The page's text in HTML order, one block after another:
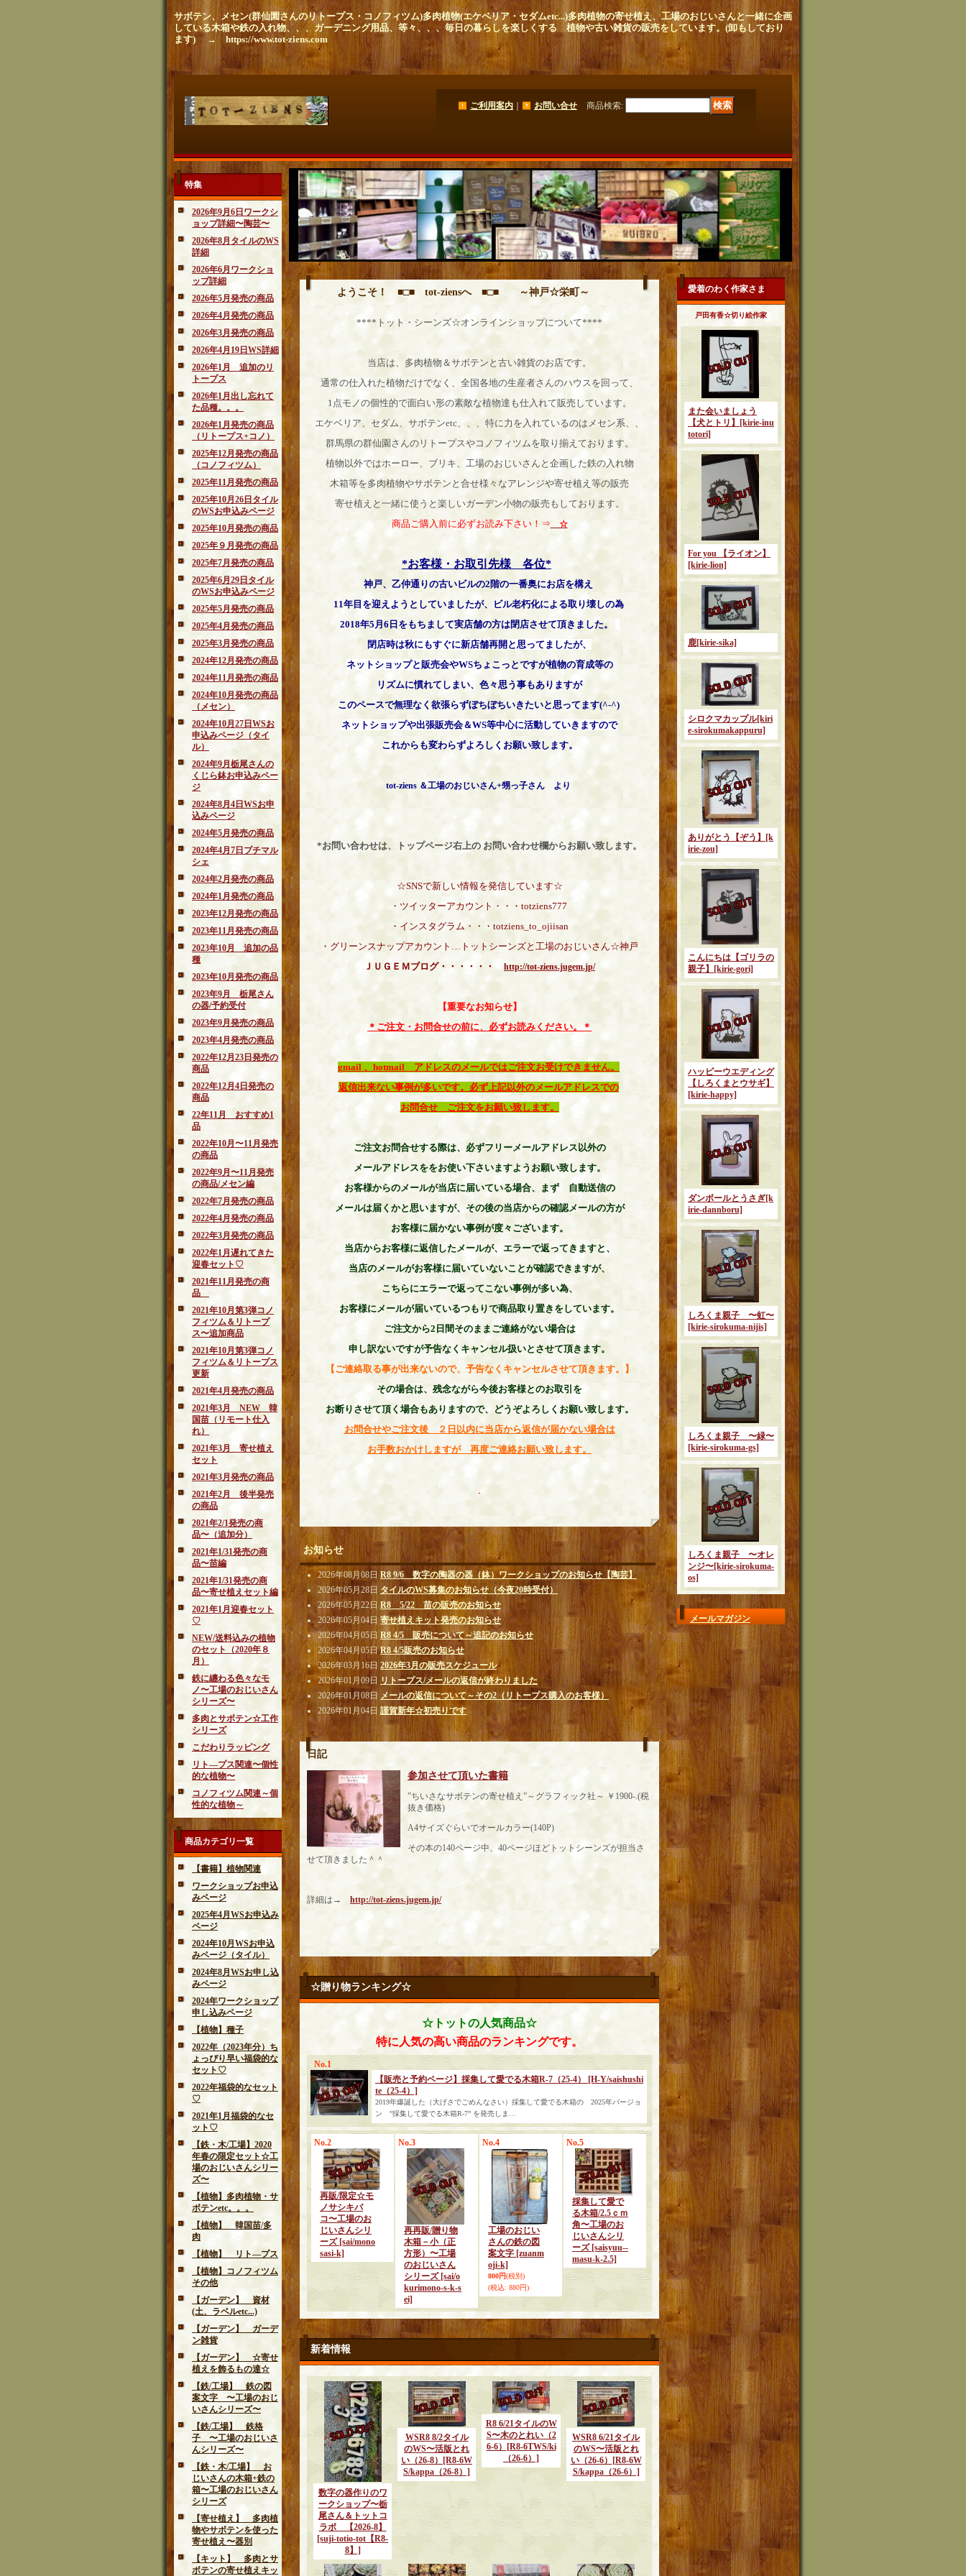
サボテン、メセン(群仙園さんのリトープス・コノフィツム)多肉植物(エケベリア・セダムetc...)多肉植物の寄せ植え、工場のおじいさんと一緒に企画
している木箱や鉄の入れ物、、、ガーデニング用品、等々、、、毎日の暮らしを楽しくする 植物や古い雑貨の販売をしています。(卸もしており
ます) → https://www.tot-ziens.com
ご利用案内 お問い合せ 商品検索:
特集
2026年9月6日ワークシ
ョップ詳細〜陶芸〜
2026年8月タイルのWS
詳細
2026年6月ワークショ
ップ詳細
2026年5月発売の商品
2026年4月発売の商品
2026年3月発売の商品
2026年4月19日WS詳細
2026年1月 追加のリ
トープス
2026年1月出し忘れて
た品種。。。
2026年1月発売の商品
（リトープス+コノ）
2025年12月発売の商品
（コノフィツム）
2025年11月発売の商品
2025年10月26日タイル
のWSお申込みページ
2025年10月発売の商品
2025年９月発売の商品
2025年7月発売の商品
2025年6月29日タイル
のWSお申込みページ
2025年5月発売の商品
2025年4月発売の商品
2025年3月発売の商品
2024年12月発売の商品
2024年11月発売の商品
2024年10月発売の商品
（メセン）
2024年10月27日WSお
申込みページ（タイ
ル）
2024年9月栃尾さんの
くじら鉢お申込みペー
ジ
2024年8月4日WSお申
込みページ
2024年5月発売の商品
2024年4月7日プチマル
シェ
2024年2月発売の商品
2024年1月発売の商品
2023年12月発売の商品
2023年11月発売の商品
2023年10月 追加の品
種
2023年10月発売の商品
2023年9月 栃尾さん
の器/予約受付
2023年9月発売の商品
2023年4月発売の商品
2022年12月23日発売の
商品
2022年12月4日発売の
商品
22年11月 おすすめ1
品
2022年10月〜11月発売
の商品
2022年9月〜11月発売
の商品/メセン編
2022年7月発売の商品
2022年4月発売の商品
2022年3月発売の商品
2022年1月遅れてきた
迎春セット♡
2021年11月発売の商
品
2021年10月第3弾コノ
フィツム＆リトープ
ス〜追加商品
2021年10月第3弾コノ
フィツム＆リトープス
更新
2021年4月発売の商品
2021年3月 NEW 韓
国苗（リモート仕入
れ）
2021年3月 寄せ植え
セット
2021年3月発売の商品
2021年2月 後半発売
の商品
2021年2/1発売の商
品〜（追加分）
2021年1/31発売の商
品〜苗編
2021年1/31発売の商
品〜寄せ植えセット編
2021年1月迎春セット
♡
NEW/送料込みの植物
のセット（2020年８
月）
鉄に纏わる色々なモ
ノ〜工場のおじいさん
シリーズ〜
多肉とサボテン☆工作
シリーズ
こだわりラッピング
リト―プス関連〜個性
的な植物〜
コノフィツム関連～個
性的な植物～
商品カテゴリ一覧
【書籍】植物関連
ワークショップお申込
みページ
2025年4月WSお申込み
ページ
2024年10月WSお申込
みページ（タイル）
2024年8月WSお申し込
みページ
2024年ワークショップ
申し込みページ
【植物】種子
2022年（2023年分）ち
ょっぴり早い福袋的な
セット♡
2022年福袋的なセット
♡
2021年1月福袋的なセ
ット♡
【鉄・木/工場】2020
年春の限定セット☆工
場のおじいさんシリー
ズ〜
【植物】多肉植物・サ
ボテンetc。。。
【植物】 韓国苗/多
肉
【植物】 リト―プス
【植物】コノフィツム
その他
【ガーデン】 資材
(土、ラベルetc...)
【ガーデン】 ガーデ
ン雑貨
【ガーデン】 ☆寄せ
植えを飾るもの達☆
【鉄/工場】 鉄の図
案文字 〜工場のおじ
いさんシリーズ〜
【鉄/工場】 鉄格
子 〜工場のおじいさ
んシリーズ〜
【鉄・木/工場】 お
じいさんの木箱+鉄の
箱〜工場のおじいさん
シリーズ
【寄せ植え】 多肉植
物やサボテンを使った
寄せ植え〜器別
【キット】 多肉とサ
ボテンの寄せ植えキッ
ようこそ！ ■□■ tot-ziensへ ■□■ ～神戸☆栄町～
****トット・シーンズ☆オンラインショップについて****
当店は、多肉植物＆サボテンと古い雑貨のお店です。
通常の仕入れた植物だけでなく、 全国各地の生産者さんのハウスを回って、
1点モノの個性的で面白い形の素敵な植物達も仕入れて販売しています。
エケベリア、セダム、サボテンetc、、、特に力を入れているのはメセン系、、
群馬県の群仙園さんのリトープスやコノフィツムを取り揃えております。
植物以外ではホーロー、ブリキ、工場のおじいさんと企画した鉄の入れ物
木箱等を多肉植物やサボテンと合せ様々なアレンジや寄せ植え等の販売
寄せ植えと一緒に使うと楽しいガーデン小物の販売もしております。
商品ご購入前に必ずお読み下さい！⇒ ☆
*お客様・お取引先様 各位*
神戸、乙仲通りの古いビルの2階の一番奥にお店を構え
11年目を迎えようとしていましたが、ビル老朽化による取り壊しの為
2018年5月6日をもちまして実店舗の方は閉店させて頂きました。
閉店時は秋にもすぐに新店舗再開と思ってましたが、
ネットショップと販売会やWSちょこっとですが植物の育成等の
リズムに慣れてしまい、色々思う事もありますが
このペースで無理なく欲張らずぼちぼちいきたいと思ってます(^-^)
ネットショップや出張販売会＆WS等中心に活動していきますので
これからも変わらずよろしくお願い致します。
tot-ziens ＆工場のおじいさん+甥っ子さん より
*お問い合わせは、トップページ右上の お問い合わせ欄からお願い致します。
☆SNSで新しい情報を発信しています☆
・ツイッターアカウント・・・totziens777
・インスタグラム・・・totziens_to_ojiisan
・グリーンスナップアカウント…トットシーンズと工場のおじいさん☆神戸
ＪＵＧＥＭブログ・・・・・・ http://tot-ziens.jugem.jp/
【重要なお知らせ】
＊ご注文・お問合せの前に、必ずお読みください。＊
gmail 、hotmail アドレスのメールではご注文お受けできません。
返信出来ない事例が多いです。 必ず上記以外のメールアドレスでの
お問合せ ご注文をお願い致します。
ご注文お問合せする際は、必ずフリーメールアドレス以外の
メールアドレスををお使い下さいますようお願い致します。
お客様からのメールが当店に届いている場合、まず 自動送信の
メールは届くかと思いますが、 その後の当店からの確認メールの方が
お客様に届かない事例が度々ございます。
当店からお客様に返信したメールが、 エラーで返ってきますと、
当店のメールがお客様に届いていないことが確認できますが、
こちらにエラーで返ってこない事例が多い為、
お客様にメールが届いているつもりで商品取り置きをしています。
ご注文から2日間そのままご連絡がない場合は
申し訳ないですが予告なく キャンセル扱いとさせて頂きます。
【ご連絡取る事が出来ないので、予告なくキャンセルさせて頂きます。】
その場合は、残念ながら今後お客様とのお取引を
お断りさせて頂く場合もありますので、
どうぞよろしくお願い致します。
お問合せやご注文後 ２日以内に当店から返信が届かない場合は
お手数おかけしますが 再度ご連絡お願い致します。
お知らせ
2026年08月08日 R8 9/6 数字の陶器の器（鉢）ワークショップのお知らせ【陶芸】
2026年05月28日 タイルのWS募集のお知らせ（今夜20時受付）
2026年05月22日R8 5/22 苗の販売のお知らせ
2026年05月04日寄せ植えキット発売のお知らせ
2026年04月05日R8 4/5 販売について～追記のお知らせ
2026年04月05日R8 4/5販売のお知らせ
2026年03月16日2026年3月の販売スケジュール
2026年01月09日 リトープス/メールの返信が終わりました
2026年01月08日 メールの返信について～その2（リトープス購入のお客様）
2026年01月04日 謹賀新年☆初売りです
日記
参加させて頂いた書籍
”ちいさなサボテンの寄せ植え”～グラフィック社～ ￥1900-.(税
抜き価格)
A4サイズぐらいでオールカラー(140P)
その本の140ページ中、40ページほどトットシーンズが担当さ
せて頂きました＾＾
詳細は→ http://tot-ziens.jugem.jp/
☆贈り物ランキング☆
☆トットの人気商品☆
特に人気の高い商品のランキングです。
No.1
【販売と予約ページ】採集して愛でる木箱R-7（25-4）
[H-Y/saishushi
te（25-4）]
2019年爆誕した（大げさでごめんなさい）採集して愛でる木箱の 2025年バージョ
ン ”採集して愛でる木箱R-7” を発売しま…
No.2
再販/限定☆モ
ノサシキバ
コ〜工場のお
じいさんシリ
ーズ [sai/mono
sasi-k]
No.3
再再販/贈り物
木箱－小（正
方形）〜工場
のおじいさん
シリーズ [sai/o
kurimono-s-k-s
ei]
No.4
工場のおじい
さんの鉄の図
案文字 [zuanm
oji-k]
800円(税別)
(税込: 880円)
No.5
採集して愛で
る木箱/2.5ｃｍ
角〜工場のお
じいさんシリ
ーズ [saisyuu--
masu-k-2.5]
新着情報
数字の器作りのワ
ークショップ〜栃
尾さん＆トットコ
ラボ 【2026-8】
[suji-totio-tot【R8-
8】]
WSR8 8/2タイル
のWS〜活版とれ
い（26-8）
[R8-6W
S/kappa（26-8）]
R8 6/21タイルのW
S〜木のとれい（2
6-6）
[R8-6TWS/ki
（26-6）]
WSR8 6/21タイル
のWS〜活版とれ
い（26-6）
[R8-6W
S/kappa（26-6）]
愛着のわく作家さま
戸田有香☆切り絵作家
また会いましょう
【犬とトリ】
[kirie-inu
totori]
For you 【ライオン】
[kirie-lion]
鹿[kirie-sika]
シロクマカップル[kiri
e-sirokumakappuru]
ありがとう【ぞう】
[k
irie-zou]
こんにちは【ゴリラの
親子】
[kirie-gori]
ハッピーウエディング
【しろくまとウサギ】
[kirie-happy]
ダンボールとうさぎ[k
irie-dannboru]
しろくま親子 〜虹〜
[kirie-sirokuma-nijis]
しろくま親子 〜緑〜
[kirie-sirokuma-gs]
しろくま親子 〜オレ
ンジ〜[kirie-sirokuma-
os]
メールマガジン